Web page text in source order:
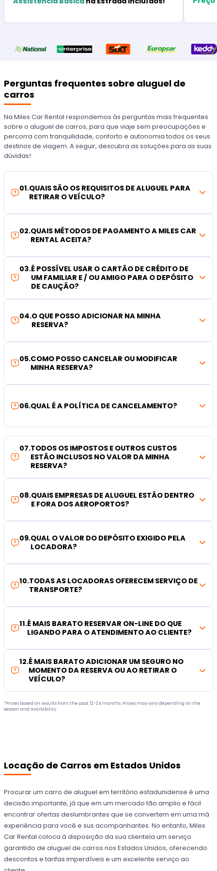
Perguntas frequentes sobre aluguel de
carros
Na Miles Car Rental respondemos às perguntas mais frequentes
sobre o aluguel de carros, para que viaje sem preocupações e
percorra com tranquilidade, conforto e autonomia todos os seus
destinos de viagem. A seguir, descubra as soluções para as suas
dúvidas!
01.QUAIS SÃO OS REQUISITOS DE ALUGUEL PARA
RETIRAR O VEÍCULO?
02.QUAIS MÉTODOS DE PAGAMENTO A MILES CAR
RENTAL ACEITA?
03.É POSSÍVEL USAR O CARTÃO DE CRÉDITO DE
UM FAMILIAR E / OU AMIGO PARA O DEPÓSITO
DE CAUÇÃO?
04.O QUE POSSO ADICIONAR NA MINHA
RESERVA?
05.COMO POSSO CANCELAR OU MODIFICAR
MINHA RESERVA?
06.QUAL É A POLÍTICA DE CANCELAMENTO?
07.TODOS OS IMPOSTOS E OUTROS CUSTOS
ESTÃO INCLUSOS NO VALOR DA MINHA
RESERVA?
08.QUAIS EMPRESAS DE ALUGUEL ESTÃO DENTRO
E FORA DOS AEROPORTOS?
09.QUAL O VALOR DO DEPÓSITO EXIGIDO PELA
LOCADORA?
10.TODAS AS LOCADORAS OFERECEM SERVIÇO DE
TRANSPORTE?
11.É MAIS BARATO RESERVAR ON-LINE DO QUE
LIGANDO PARA O ATENDIMENTO AO CLIENTE?
12.É MAIS BARATO ADICIONAR UM SEGURO NO
MOMENTO DA RESERVA OU AO RETIRAR O
VEÍCULO?
*Prices based on results from the past 12-24 months. Prices may vary depending on the
season and availability.
Locação de Carros em Estados Unidos
Procurar um carro de aluguel em território estadunidense é uma
decisão importante, já que em um mercado tão amplio e fácil
encontrar ofertas deslumbrantes que se convertem em uma má
experiência para você e sus acompanhantes. No entanto, Miles
Car Rental coloca à disposição da sua clientela um serviço
garantido de aluguel de carros nos Estados Unidos, oferecendo
descontos e tarifas imperdíveis e um excelente serviço ao